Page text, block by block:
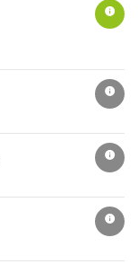
info
info
info
info